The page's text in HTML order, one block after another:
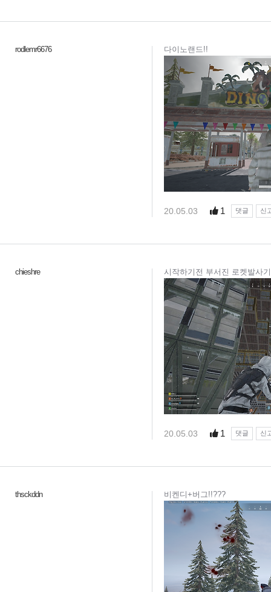
rodlemr6676 다이노랜드!!
20.05.03 1 댓글 신
chieshre 시작하기전 부서진 로켓발사
20.05.03 1 댓글 신
thsckddn 비켄디+버그!!???